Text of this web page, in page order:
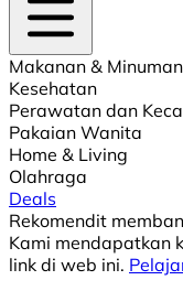
Makanan & Minuman
Kesehatan
Perawatan dan
Pakaian Wanita
Home & Living
Olahraga
Deals
Rekomendit
Kami mendapatkan
link di web ini.